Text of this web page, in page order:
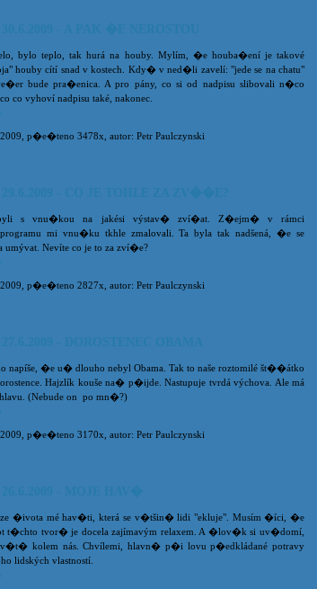
bylo teplo, tak hurá na houby. Mylím, �e houba�ení je takové
houby cítí snad v kostech. Kdy� v ned�li zavelí: "jede se na chatu"
bude pra�enica. A pro pány, co si od nadpisu slibovali n�co
co vyhoví nadpisu také, nakonec.
p�e�teno 3478x, autor: Petr Paulczynski
s vnu�kou na jakési výstav� zví�at. Z�ejm� v rámci
programu mi vnu�ku tkhle zmalovali. Ta byla tak nadšená, �e se
umývat. Nevíte co je to za zví�e?
p�e�teno 2827x, autor: Petr Paulczynski
napíše, �e u� dlouho nebyl Obama. Tak to naše roztomilé št��átko
Hajzlík kouše na� p�ijde. Nastupuje tvrdá výchova. Ale má
(Nebude on po mn�?)
p�e�teno 3170x, autor: Petr Paulczynski
�ivota mé hav�ti, která se v�tšin� lidi "ekluje". Musím �íci, �e
t�chto tvor� je docela zajímavým relaxem. A �lov�k si uv�domí,
kolem nás. Chvílemi, hlavn� p�i lovu p�edkládané potravy
lidských vlastností.